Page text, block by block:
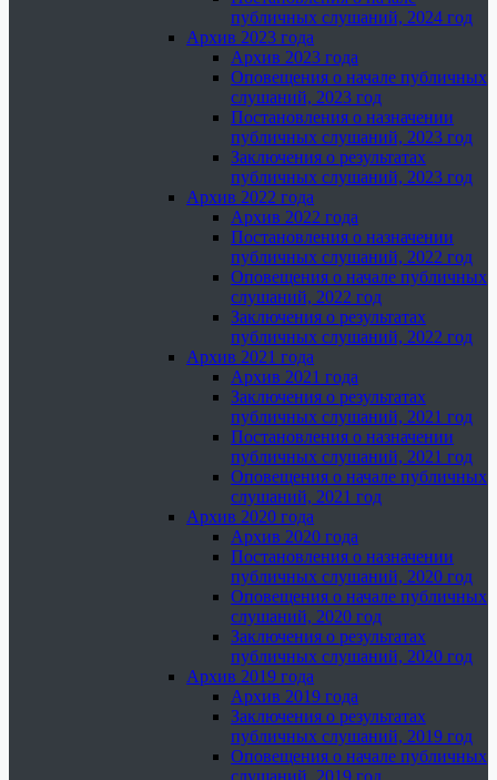
публичных слушаний, 2024 год
Архив 2023 года
Архив 2023 года
Оповещения о начале публичных
слушаний, 2023 год
Постановления о назначении
публичных слушаний, 2023 год
Заключения о результатах
публичных слушаний, 2023 год
Архив 2022 года
Архив 2022 года
Постановления о назначении
публичных слушаний, 2022 год
Оповещения о начале публичных
слушаний, 2022 год
Заключения о результатах
публичных слушаний, 2022 год
Архив 2021 года
Архив 2021 года
Заключения о результатах
публичных слушаний, 2021 год
Постановления о назначении
публичных слушаний, 2021 год
Оповещения о начале публичных
слушаний, 2021 год
Архив 2020 года
Архив 2020 года
Постановления о назначении
публичных слушаний, 2020 год
Оповещения о начале публичных
слушаний, 2020 год
Заключения о результатах
публичных слушаний, 2020 год
Архив 2019 года
Архив 2019 года
Заключения о результатах
публичных слушаний, 2019 год
Оповещения о начале публичных
слушаний, 2019 год